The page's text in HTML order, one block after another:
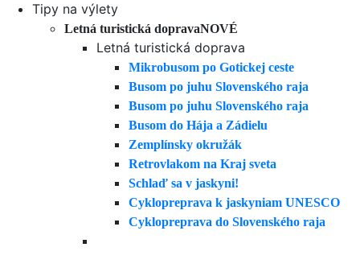
Tipy na výlety
Letná turistická dopravaNOVÉ
Letná turistická doprava
Mikrobusom po Gotickej ceste
Busom po juhu Slovenského raja
Busom po juhu Slovenského raja
Busom do Hája a Zádielu
Zemplínsky okružák
Retrovlakom na Kraj sveta
Schlaď sa v jaskyni!
Cyklopreprava k jaskyniam UNESCO
Cyklopreprava do Slovenského raja